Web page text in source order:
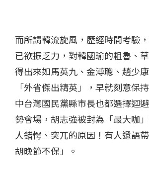
而所謂韓流旋風，歷經時間考驗
已欲振乏力，對韓國瑜的粗魯、
得出來如馬英九、金溥聰、趙少
「外省傑出精英」，早就刻意保
中台灣國民黨縣市長也都選擇迴
勢會場，胡志強被封為「最大咖
人錯愕、突兀的原因！有人還語
胡晚節不保」。